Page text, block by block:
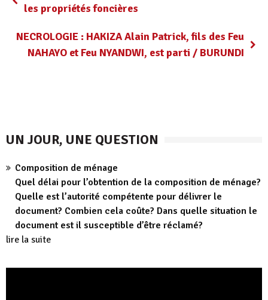
les propriétés foncières
NECROLOGIE : HAKIZA Alain Patrick, fils des Feu
NAHAYO et Feu NYANDWI, est parti / BURUNDI
UN JOUR, UNE QUESTION
Composition de ménage
Quel délai pour l’obtention de la composition de ménage?
Quelle est l’autorité compétente pour délivrer le
document? Combien cela coûte? Dans quelle situation le
document est il susceptible d’être réclamé?
lire la suite